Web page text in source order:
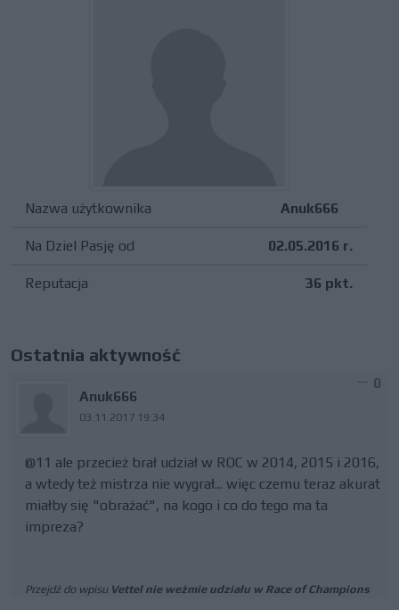
Nazwa użytkownika Anuk666
Na Dziel Pasję od 02.05.2016 r.
Reputacja 36 pkt.
Ostatnia aktywność
Anuk666
03.11.2017 19:34
0
@11 ale przecież brał udział w ROC w 2014, 2015 i 2016,
a wtedy też mistrza nie wygrał... więc czemu teraz akurat
miałby się "obrażać", na kogo i co do tego ma ta
impreza?
Przejdź do wpisu Vettel nie weźmie udziału w Race of Champions